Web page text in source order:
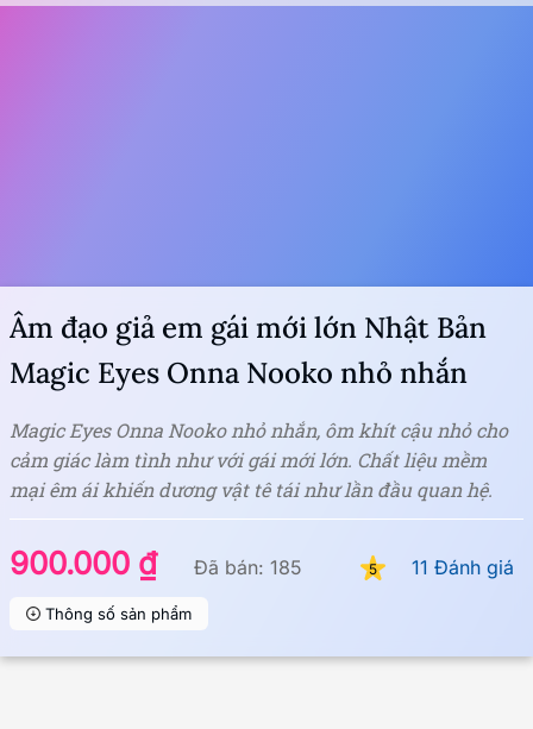
900.000 ₫ Đã bán: 185 5 11 Đánh giá
Thông số sản phẩm
Âm đạo giả em gái mới lớn Nhật Bản
Magic Eyes Onna Nooko nhỏ nhắn
Magic Eyes Onna Nooko nhỏ nhắn, ôm khít cậu nhỏ cho
cảm giác làm tình như với gái mới lớn. Chất liệu mềm
mại êm ái khiến dương vật tê tái như lần đầu quan hệ.